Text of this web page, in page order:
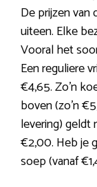
De prijzen
uiteen. Elke
Vooral het
Een reguliere
€4,65. Zo’n
boven (zo’n
levering) geldt
€2,00. Heb je
soep (vanaf